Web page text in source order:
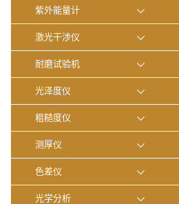
紫外能量计
激光干涉仪
耐磨试验机
光泽度仪
粗糙度仪
测厚仪
色差仪
光学分析